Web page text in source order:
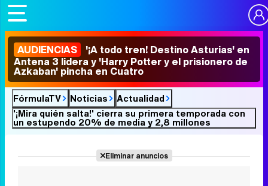
AUDIENCIAS '¡A todo tren! Destino Asturias' en
Antena 3 lidera y 'Harry Potter y el prisionero de
Azkaban' pincha en Cuatro
FórmulaTV Noticias
Actualidad
'¡Mira quién salta!' cierra su primera temporada con
un estupendo 20% de media y 2,8 millones
Eliminar anuncios